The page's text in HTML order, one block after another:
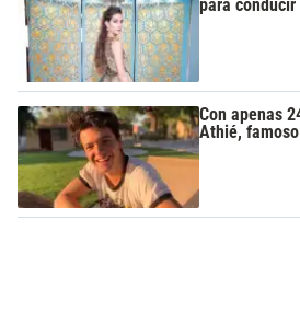
para
Con apenas
Athié,